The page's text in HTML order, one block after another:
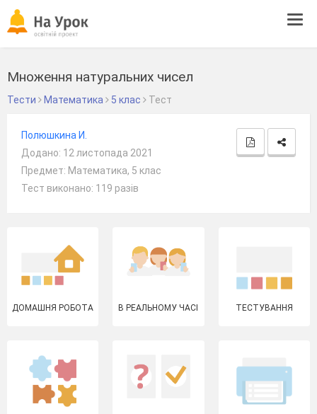
Множення натуральних чисел
Тести Математика 5 клас Тест
Полюшкина И.
Додано: 12 листопада 2021
Предмет: Математика, 5 клас
Тест виконано: 119 разів
ДОМАШНЯ РОБОТА В РЕАЛЬНОМУ ЧАСІ ТЕСТУВАННЯ